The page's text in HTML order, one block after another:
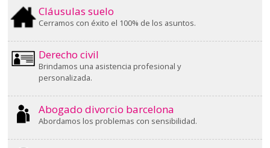
Cláusulas suelo
Cerramos con éxito el 100% de los asuntos.
Derecho civil
Brindamos una asistencia profesional y
personalizada.
Abogado divorcio barcelona
Abordamos los problemas con sensibilidad.